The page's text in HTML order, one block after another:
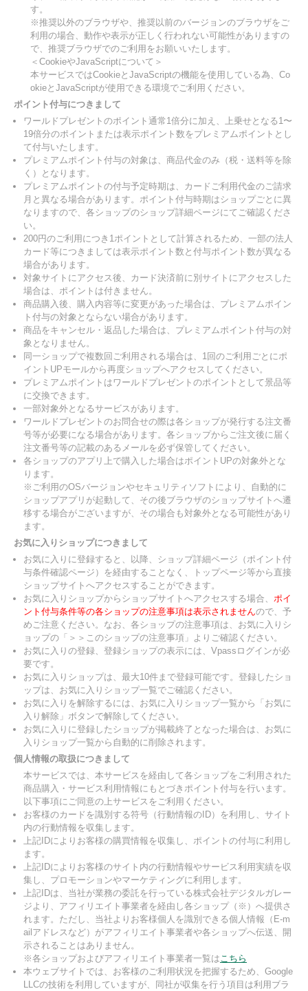
す。
※推奨以外のブラウザや、推奨以前のバージョンのブラウザをご
利用の場合、動作や表示が正しく行われない可能性がありますの
で、推奨ブラウザでのご利用をお願いいたします。
＜CookieやJavaScriptについて＞
本サービスではCookieとJavaScriptの機能を使用している為、Co
okieとJavaScriptが使用できる環境でご利用ください。
ポイント付与につきまして
ワールドプレゼントのポイント通常1倍分に加え、上乗せとなる1〜
19倍分のポイントまたは表示ポイント数をプレミアムポイントとし
て付与いたします。
プレミアムポイント付与の対象は、商品代金のみ（税・送料等を除
く）となります。
プレミアムポイントの付与予定時期は、カードご利用代金のご請求
月と異なる場合があります。ポイント付与時期はショップごとに異
なりますので、各ショップのショップ詳細ページにてご確認くださ
い。
200円のご利用につき1ポイントとして計算されるため、一部の法人
カード等につきましては表示ポイント数と付与ポイント数が異なる
場合があります。
対象サイトにアクセス後、カード決済前に別サイトにアクセスした
場合は、ポイントは付きません。
商品購入後、購入内容等に変更があった場合は、プレミアムポイン
ト付与の対象とならない場合があります。
商品をキャンセル・返品した場合は、プレミアムポイント付与の対
象となりません。
同一ショップで複数回ご利用される場合は、1回のご利用ごとにポ
イントUPモールから再度ショップへアクセスしてください。
プレミアムポイントはワールドプレゼントのポイントとして景品等
に交換できます。
一部対象外となるサービスがあります。
ワールドプレゼントのお問合せの際は各ショップが発行する注文番
号等が必要になる場合があります。各ショップからご注文後に届く
注文番号等の記載のあるメールを必ず保管してください。
各ショップのアプリ上で購入した場合はポイントUPの対象外とな
ります。
※ご利用のOSバージョンやセキュリティソフトにより、自動的に
ショップアプリが起動して、その後ブラウザのショップサイトへ遷
移する場合がございますが、その場合も対象外となる可能性があり
ます。
お気に入りショップにつきまして
お気に入りに登録すると、以降、ショップ詳細ページ（ポイント付
与条件確認ページ）を経由することなく、トップページ等から直接
ショップサイトへアクセスすることができます。
お気に入りショップからショップサイトへアクセスする場合、 ポイ
ント付与条件等の各ショップの注意事項は表示されませんので、予
めご注意ください。なお、各ショップの注意事項は、お気に入りシ
ョップの「＞＞このショップの注意事項」よりご確認ください。
お気に入りの登録、登録ショップの表示には、Vpassログインが必
要です。
お気に入りショップは、最大10件まで登録可能です。登録したショ
ップは、お気に入りショップ一覧でご確認ください。
お気に入りを解除するには、お気に入りショップ一覧から「お気に
入り解除」ボタンで解除してください。
お気に入りに登録したショップが掲載終了となった場合は、お気に
入りショップ一覧から自動的に削除されます。
個人情報の取扱につきまして
本サービスでは、本サービスを経由して各ショップをご利用された
商品購入・サービス利用情報にもとづきポイント付与を行います。
以下事項にご同意の上サービスをご利用ください。
お客様のカードを識別する符号（行動情報のID）を利用し、サイト
内の行動情報を収集します。
上記IDによりお客様の購買情報を収集し、ポイントの付与に利用し
ます。
上記IDによりお客様のサイト内の行動情報やサービス利用実績を収
集し、プロモーションやマーケティングに利用します。
上記IDは、当社が業務の委託を行っている株式会社デジタルガレー
ジより、アフィリエイト事業者を経由し各ショップ（※）へ提供さ
れます。ただし、当社よりお客様個人を識別できる個人情報（E-m
ailアドレスなど）がアフィリエイト事業者や各ショップへ伝送、開
示されることはありません。
※各ショップおよびアフィリエイト事業者一覧はこちら
本ウェブサイトでは、お客様のご利用状況を把握するため、Google
LLCの技術を利用していますが、同社が収集を行う項目は利用ブラ